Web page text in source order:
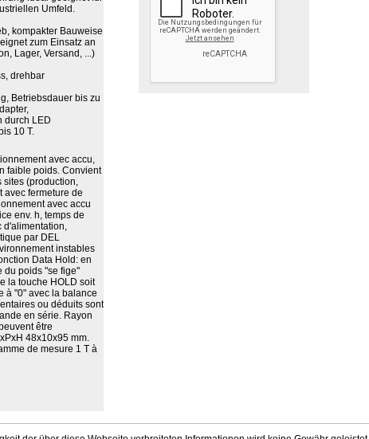
Umfeld.
kompakter Bauweise
zum Einsatz an
Lager, Versand, ...)
drehbar
Betriebsdauer bis zu
durch LED
10 T.
avec accu,
faible poids. Convient
sites (production,
avec fermeture de
avec accu
env. h, temps de
d'alimentation,
par DEL
instables
Data Hold: en
du poids "se fige"
la touche HOLD soit
à "0" avec la balance
ou déduits sont
en série. Rayon
être
48x10x95 mm.
de mesure 1 T à